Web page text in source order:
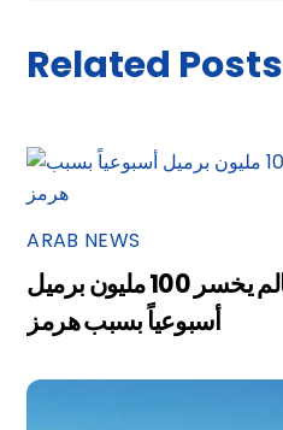
Related Posts
ARAB NEWS
رئيس “أرامكو”: العالم يخسر 100 مليون برميل
أسبوعياً بسبب هرمز